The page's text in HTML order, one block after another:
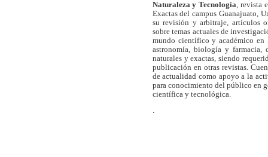
Naturaleza y Tecnología, revista
Exactas del campus Guanajuato,
su revisión y arbitraje, artículos
sobre temas actuales de
mundo científico y académico en
astronomía, biología y farmacia,
naturales y exactas, siendo
publicación en otras revistas.
de actualidad como apoyo a la
para conocimiento del público en
científica y tecnológica.
.